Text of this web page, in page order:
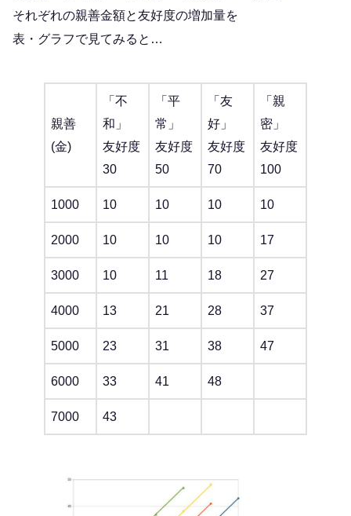
それぞれの親善金額と友好度の増加量を
表・グラフで見てみると…
親善
(金)
「不
和」
友好度
30
「平
常」
友好度
50
「友
好」
友好度
70
「親
密」
友好度
100
1000 10 10 10 10
2000 10 10 10 17
3000 10 11 18 27
4000 13 21 28 37
5000 23 31 38 47
6000 33 41 48
7000 43